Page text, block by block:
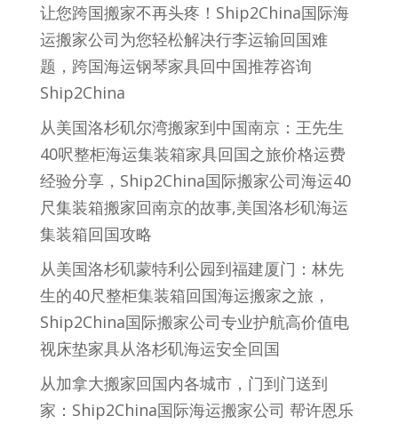
让您跨国搬家不再头疼！Ship2China国际海
运搬家公司为您轻松解决行李运输回国难
题，跨国海运钢琴家具回中国推荐咨询
Ship2China
从美国洛杉矶尔湾搬家到中国南京：王先生
40呎整柜海运集装箱家具回国之旅价格运费
经验分享，Ship2China国际搬家公司海运40
尺集装箱搬家回南京的故事,美国洛杉矶海运
集装箱回国攻略
从美国洛杉矶蒙特利公园到福建厦门：林先
生的40尺整柜集装箱回国海运搬家之旅，
Ship2China国际搬家公司专业护航高价值电
视床垫家具从洛杉矶海运安全回国
从加拿大搬家回国内各城市，门到门送到
家：Ship2China国际海运搬家公司 帮许恩乐